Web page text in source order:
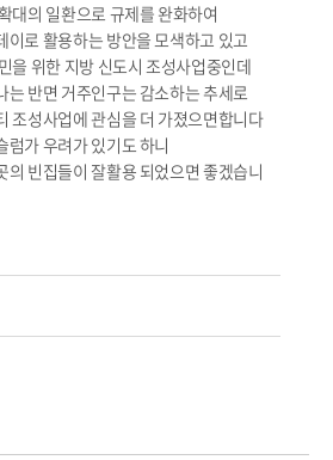
대의 일환으로 규제를 완화하여
이로 활용하는 방안을 모색하고 있고
을 위한 지방 신도시 조성사업중인데
는 반면 거주인구는 감소하는 추세로
조성사업에 관심을 더 가졌으면합니다
럼가 우려가 있기도 하니
의 빈집들이 잘활용 되었으면 좋겠습니